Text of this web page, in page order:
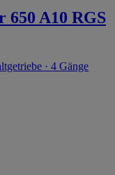
650 A10 RGS
· 4 Gänge